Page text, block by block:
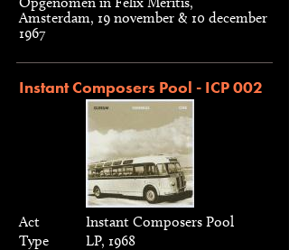
Amsterdam, 19 november & 10 december
1967
Instant Composers Pool - ICP 002
Act
Instant Composers Pool
Type
LP, 1968